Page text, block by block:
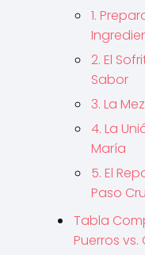
1.
2. El
Sabor
3. La
4. La
María
5. El
Paso
Tabla
Puerros